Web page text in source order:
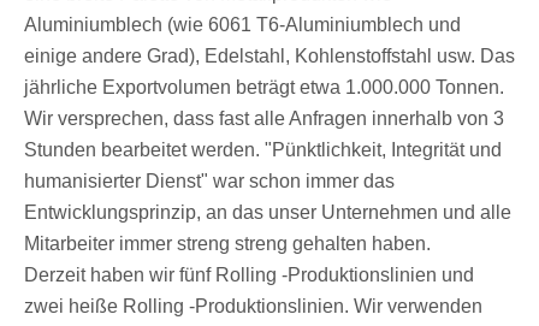
Aluminiumblech (wie 6061 T6-Aluminiumblech und
einige andere Grad), Edelstahl, Kohlenstoffstahl usw. Das
jährliche Exportvolumen beträgt etwa 1.000.000 Tonnen.
Wir versprechen, dass fast alle Anfragen innerhalb von 3
Stunden bearbeitet werden. "Pünktlichkeit, Integrität und
humanisierter Dienst" war schon immer das
Entwicklungsprinzip, an das unser Unternehmen und alle
Mitarbeiter immer streng streng gehalten haben.
Derzeit haben wir fünf Rolling -Produktionslinien und
zwei heiße Rolling -Produktionslinien. Wir verwenden